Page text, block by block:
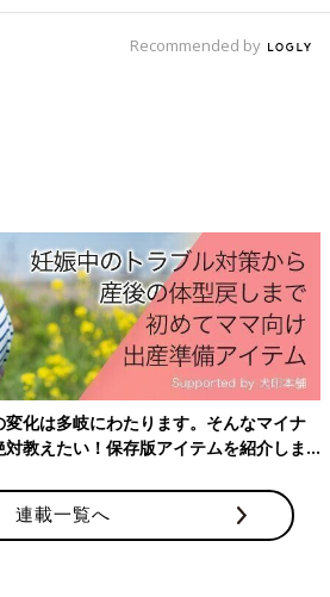
バレて『先生！足が動いてます』と、
ました。動かせなくなってしんどかった
痛いヨォ…まだ痛いのあったヨォ…悲
たら、縫ってる先生に『切なくなって
ー）
ならないのです。想定外エピ
か出ました！』と、叫びました。初産
だったらしく、助産師さんが『はいは
めにみるねー』と、余裕の表情。
分くらいで生まれました。あとに助産
られないくらいスピード出産だった』
Recommended by
化は多岐にわたります。そんなマイナ
教えたい！保存版アイテムを紹介しま
連載一覧へ